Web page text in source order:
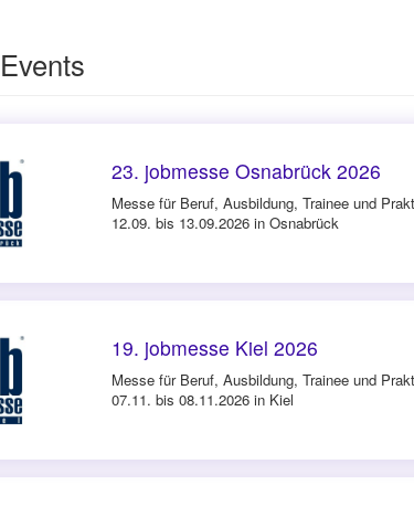
23. jobmesse Osnabrück 2026
Messe für Beruf, Ausbildung, Trainee und
12.09. bis 13.09.2026 in Osnabrück
19. jobmesse Kiel 2026
Messe für Beruf, Ausbildung, Trainee und
07.11. bis 08.11.2026 in Kiel